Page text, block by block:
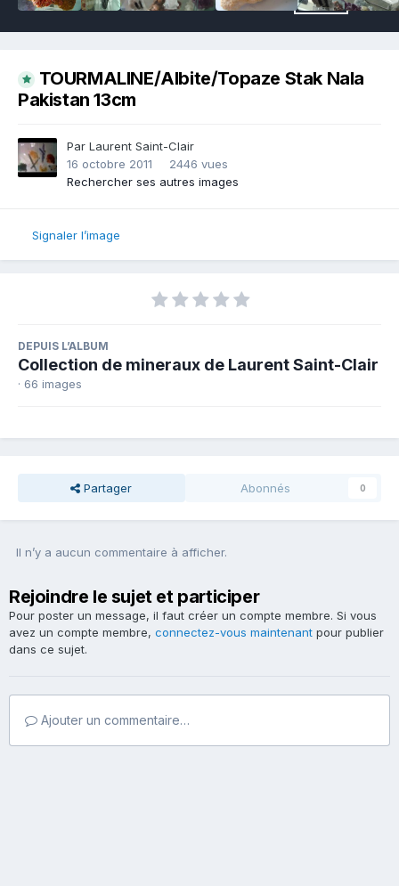
TOURMALINE/Albite/Topaze Stak Nala
Pakistan 13cm
Par Laurent Saint-Clair
16 octobre 2011
2446 vues
Rechercher ses autres images
Signaler l’image
DEPUIS L’ALBUM
Collection de mineraux de Laurent Saint-Clair
· 66 images
Partager Abonnés 0
Il n’y a aucun commentaire à afficher.
Rejoindre le sujet et participer
Pour poster un message, il faut créer un compte membre. Si vous
avez un compte membre, connectez-vous maintenant pour publier
dans ce sujet.
Ajouter un commentaire…